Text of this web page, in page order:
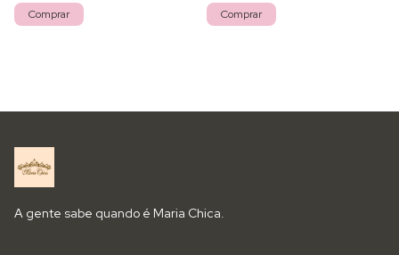
Comprar Comprar
A gente sabe quando é Maria Chica.